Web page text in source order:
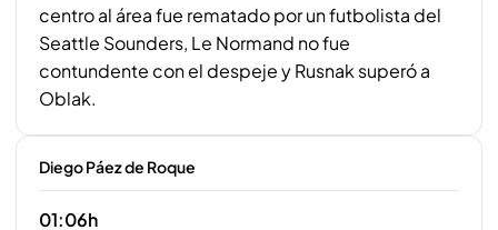
centro al área fue rematado por un futbolista del
Seattle Sounders, Le Normand no fue
contundente con el despeje y Rusnak superó a
Oblak.
Diego Páez de Roque
01:06h